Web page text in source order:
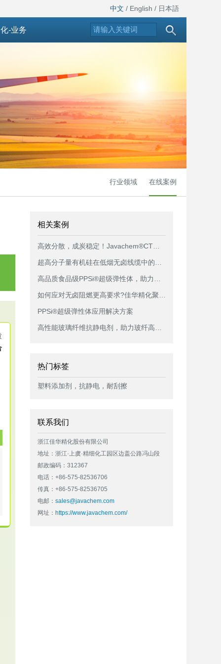
中文 / English / 日本語
-业务
行业领域 在线案例
相关案例
PPSi®超级弹性体应用解决方案
热门标签
塑料添加剂，抗静电，耐刮擦
联系我们
浙江佳华精化股份有限公司
地址：浙江·上虞·精细化工园区边盖公路冯山段
邮政编码：312367
电话：+86-575-82536706
传真：+86-575-82536705
电邮： sales@javachem.com
网址： https://www.javachem.com/